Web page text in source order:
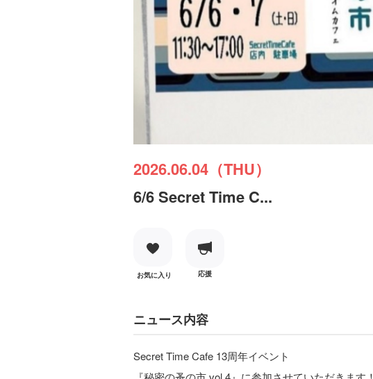
2026.06.04（THU）
6/6 Secret Time C...
お気に入り 応援
ニュース内容
Secret Time Cafe 13周年イベント